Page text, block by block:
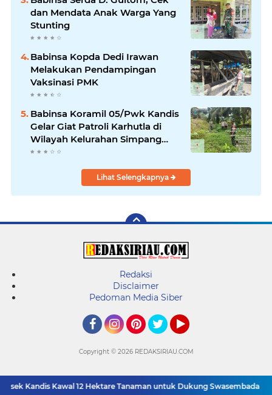
dan Mendata Anak Warga Yang
Stunting
Babinsa Kopda Dedi Irawan
Melakukan Pendampingan
Vaksinasi PMK
Babinsa Koramil 05/Pwk Kandis
Gelar Giat Patroli Karhutla di
Wilayah Kelurahan Simpang
Belutu
Lihat Selengkapnya
Redaksi
Disclaimer
Pedoman Media Siber
Kandis Kawal 12 Hektare Tanaman untuk Dukung Swasembada
Copyright © 2026 REDAKSIRIAU.COM